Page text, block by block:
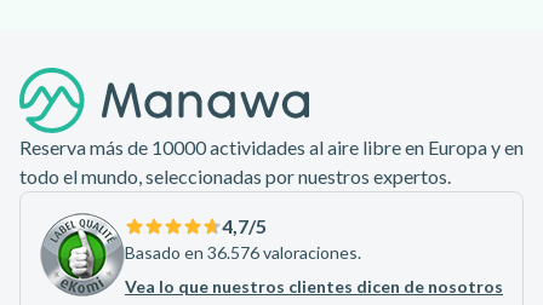
Reserva más de 10000 actividades al aire libre en Europa y en
todo el mundo, seleccionadas por nuestros expertos.
4,7/5
Basado en 36.576 valoraciones.
Vea lo que nuestros clientes dicen de nosotros